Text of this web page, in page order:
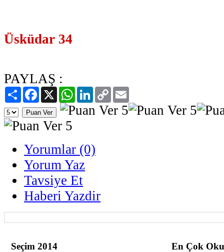
Üsküdar 34
PAYLAŞ :
PaylaşFacebook
X WhatsAppLinkedIn
Copy
Link
Yorumlar (0)
Yorum Yaz
Tavsiye Et
Haberi Yazdir
Seçim 2014 En Çok